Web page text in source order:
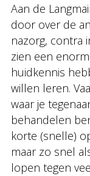
Aan de
door over de
nazorg, contra
zien een
huidkennis
willen leren.
waar je
behandelen
korte (snelle)
maar zo snel
lopen tegen